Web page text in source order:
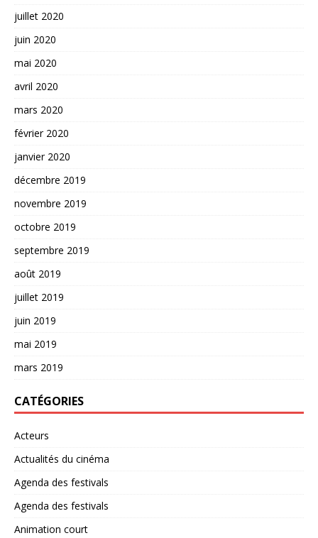
juillet 2020
juin 2020
mai 2020
avril 2020
mars 2020
février 2020
janvier 2020
décembre 2019
novembre 2019
octobre 2019
septembre 2019
août 2019
juillet 2019
juin 2019
mai 2019
mars 2019
CATÉGORIES
Acteurs
Actualités du cinéma
Agenda des festivals
Agenda des festivals
Animation court